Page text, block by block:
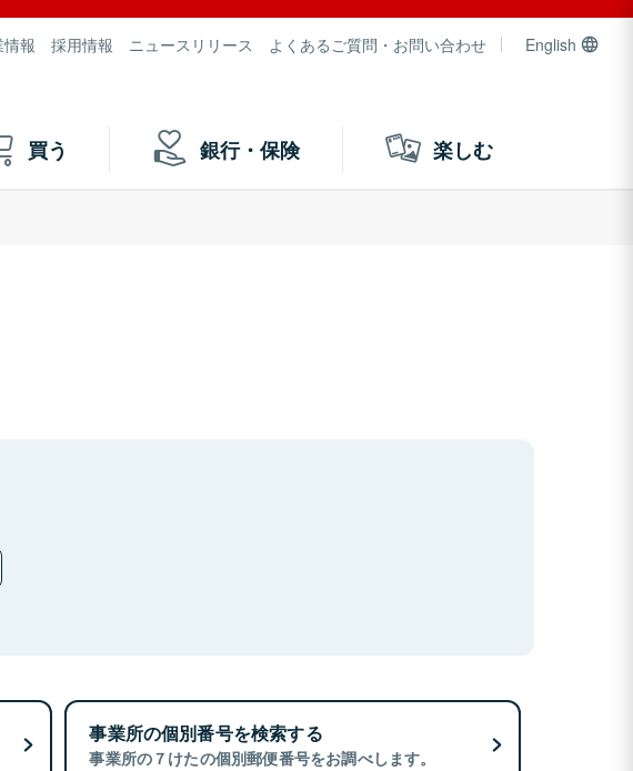
報 採用情報 ニュースリリース よくあるご質問・お問い合わせ English
買う 銀行・保険 楽しむ
事業所の個別番号を検索する
事業所の７けたの個別郵便番号をお調べします。